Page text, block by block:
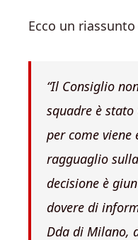
Ecco un
“Il Consiglio
squadre è
per come
ragguaglio
decisione è
dovere di
Dda di Milano,